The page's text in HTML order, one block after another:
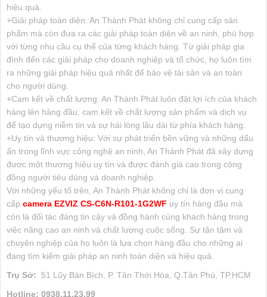
hiệu quả.
+Giải pháp toàn diện: An Thành Phát không chỉ cung cấp sản
phẩm mà còn đưa ra các giải pháp toàn diện về an ninh, phù hợp
với từng nhu cầu cụ thể của từng khách hàng. Từ giải pháp gia
đình đến các giải pháp cho doanh nghiệp và tổ chức, họ luôn tìm
ra những giải pháp hiệu quả nhất để bảo vệ tài sản và an toàn
cho người dùng.
+Cam kết về chất lượng: An Thành Phát luôn đặt lợi ích của khách
hàng lên hàng đầu, cam kết về chất lượng sản phẩm và dịch vụ
để tạo dựng niềm tin và sự hài lòng lâu dài từ phía khách hàng.
+Uy tín và thương hiệu: Với sự phát triển bền vững và những dấu
ấn trong lĩnh vực công nghệ an ninh, An Thành Phát đã xây dựng
được một thương hiệu uy tín và được đánh giá cao trong cộng
đồng người tiêu dùng và doanh nghiệp.
Với những yếu tố trên, An Thành Phát không chỉ là đơn vị cung
cấp camera EZVIZ CS-C6N-R101-1G2WF uy tín hàng đầu mà
còn là đối tác đáng tin cậy và đồng hành cùng khách hàng trong
việc nâng cao an ninh và chất lượng cuộc sống. Sự tận tâm và
chuyên nghiệp của họ luôn là lựa chọn hàng đầu cho những ai
đang tìm kiếm giải pháp an ninh toàn diện và hiệu quả.
Trụ Sở:
51 Lũy Bán Bích, P. Tân Thới Hòa, Q.Tân Phú, TP.HCM
Hotline: 0938.11.23.99